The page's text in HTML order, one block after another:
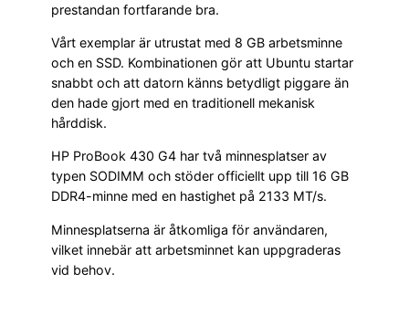
prestandan fortfarande bra.
Vårt exemplar är utrustat med 8 GB arbetsminne
och en SSD. Kombinationen gör att Ubuntu startar
snabbt och att datorn känns betydligt piggare än
den hade gjort med en traditionell mekanisk
hårddisk.
HP ProBook 430 G4 har två minnesplatser av
typen SODIMM och stöder officiellt upp till 16 GB
DDR4-minne med en hastighet på 2133 MT/s.
Minnesplatserna är åtkomliga för användaren,
vilket innebär att arbetsminnet kan uppgraderas
vid behov.